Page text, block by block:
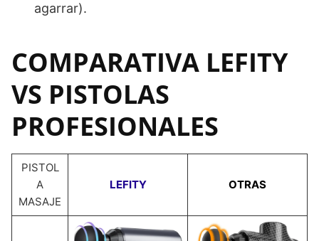
agarrar).
COMPARATIVA LEFITY
VS PISTOLAS
PROFESIONALES
PISTOL
A
MASAJE
LEFITY OTRAS